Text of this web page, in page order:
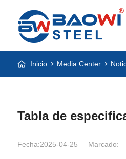
Inicio Media Center
Tabla de
Fecha:2025-04-25 Marcado: